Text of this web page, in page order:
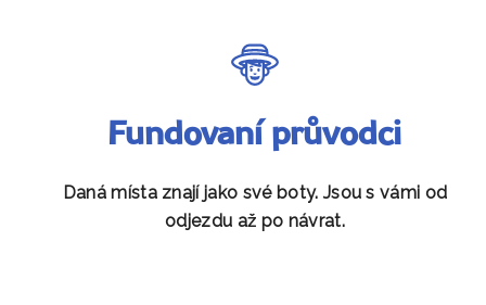
Fundovaní průvodci
Daná místa znají jako své boty. Jsou s vámi od
odjezdu až po návrat.